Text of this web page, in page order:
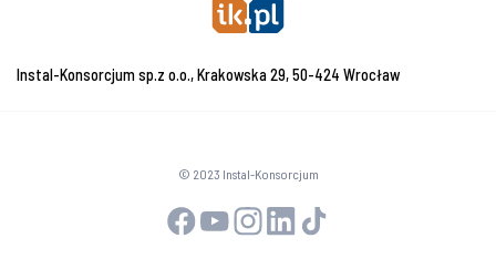
Instal-Konsorcjum sp.z o.o., Krakowska 29, 50-424 Wrocław
© 2023 Instal-Konsorcjum